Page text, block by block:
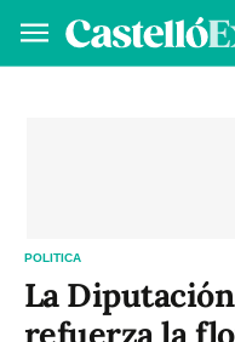
POLITICA
La
refuerza la